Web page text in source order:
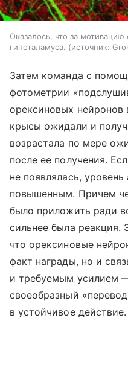
Оказалось, что за
гипоталамуса.
источник:
Затем команда с
фотометрии
орексиновых нейронов
крысы ожидали и
возрастала по мере
после ее получения.
не появлялась,
повышенным. Причем
было приложить ради
сильнее была реакция.
что орексиновые
факт награды, но и
и требуемым усилием
своеобразный
в устойчивое действие.